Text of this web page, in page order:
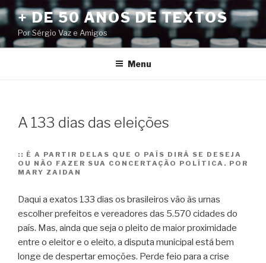
Pular
para
o
conteúdo
+ DE 50 ANOS DE TEXTOS
Por Sérgio Vaz e Amigos
Menu
A 133 dias das eleições
:: É A PARTIR DELAS QUE O PAÍS DIRÁ SE DESEJA
OU NÃO FAZER SUA CONCERTAÇÃO POLÍTICA. POR
MARY ZAIDAN
Daqui a exatos 133 dias os brasileiros vão às urnas
escolher prefeitos e vereadores das 5.570 cidades do
país. Mas, ainda que seja o pleito de maior proximidade
entre o eleitor e o eleito, a disputa municipal está bem
longe de despertar emoções. Perde feio para a crise